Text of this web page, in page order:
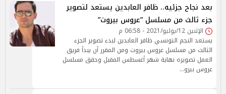
بعد نجاح جزئيه.. ظافر العابدين يستعد لتصوير
جزء ثالث من مسلسل ”عروس بيروت”
الإثنين 12/يوليو/2021 - 06:58 م
يستعد النجم التونسي ظافر العابدين لبدء تصوير الجزء
الثالث من مسلسل عروس بيروت ومن المقرر أن يبدأ فريق
العمل تصويره نهاية شهر أغسطس المقبل وحقق مسلسل
عروس بيرو…